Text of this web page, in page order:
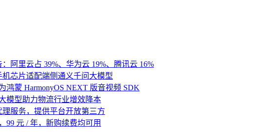
阿里云占 39%、华为云 19%、腾讯云 16%
机芯片适配端侧通义千问大模型
鸿蒙 HarmonyOS NEXT 版音视频 SDK
模型助力物流行业增效降本
理服务，提供平台开放第三方
99 元 / 年，新购续费均可用